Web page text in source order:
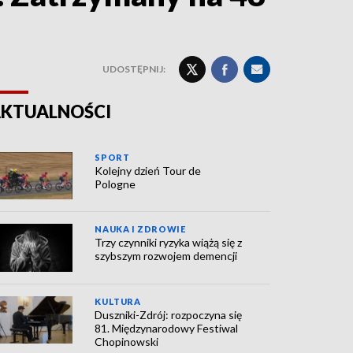
UDOSTĘPNIJ:
SPORT
Kolejny dzień Tour de
Pologne
NAUKA I ZDROWIE
Trzy czynniki ryzyka wiążą się z
szybszym rozwojem demencji
KULTURA
Duszniki-Zdrój: rozpoczyna się
81. Międzynarodowy Festiwal
Chopinowski